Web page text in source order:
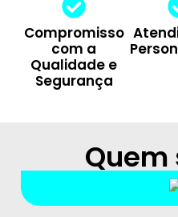
Compromisso
com a
Qualidade e
Segurança
Quem